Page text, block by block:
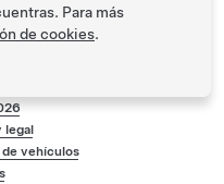
de pie de
legal
de vehículos
Para más
de cookies.